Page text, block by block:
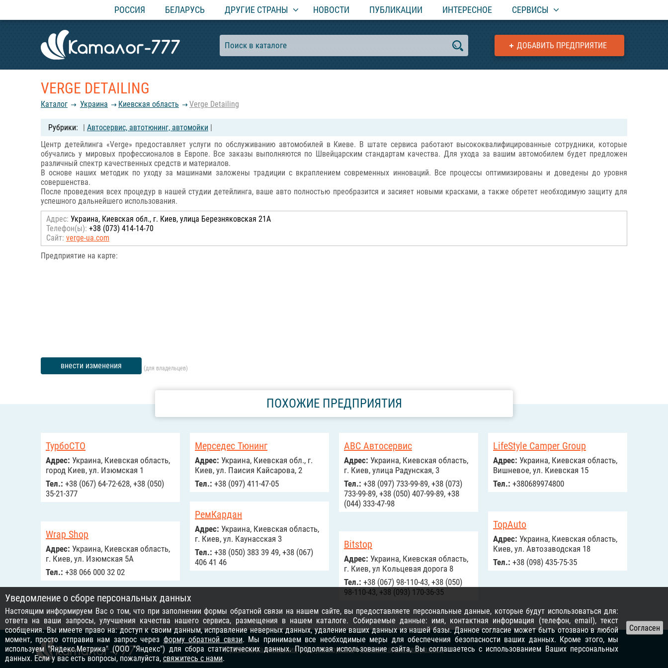
РОССИЯ БЕЛАРУСЬ ДРУГИЕ СТРАНЫ НОВОСТИ ПУБЛИКАЦИИ ИНТЕРЕСНОЕ СЕРВИСЫ
ДОБАВИТЬ ПРЕДПРИЯТИЕ
VERGE DETAILING
Каталог Украина Киевская область Verge Detailing
| Автосервис, автотюнинг, автомойки |
Центр детейлинга «Verge» предоставляет услуги по обслуживанию автомобилей в Киеве. В штате сервиса работают высококвалифицированные сотрудники, которые
обучались у мировых профессионалов в Европе. Все заказы выполняются по Швейцарским стандартам качества. Для ухода за вашим автомобилем будет предложен
различный спектр качественных средств и материалов.
В основе наших методик по уходу за машинами заложены традиции с вкраплением современных инноваций. Все процессы оптимизированы и доведены до уровня
совершенства.
После проведения всех процедур в нашей студии детейлинга, ваше авто полностью преобразится и засияет новыми красками, а также обретет необходимую защиту для
успешного дальнейшего использования.
Адрес: Украина, Киевская обл., г. Киев, улица Березняковская 21А
Телефон(ы): +38 (073) 414-14-70
Сайт: verge-ua.com
Предприятие на карте:
внести изменения (для владельцев)
ПОХОЖИЕ ПРЕДПРИЯТИЯ
ТурбоСТО
Адрес: Украина, Киевская область,
город Киев, ул. Изюмская 1
Тел.: +38 (067) 64-72-628, +38 (050)
35-21-377
Мерседес Тюнинг
Адрес: Украина, Киевская обл., г.
Киев, ул. Паисия Кайсарова, 2
Тел.: +38 (097) 411-47-05
АВС Автосервис
Адрес: Украина, Киевская область,
г. Киев, улица Радунская, 3
Тел.: +38 (097) 733-99-89, +38 (073)
733-99-89, +38 (050) 407-99-89, +38
(044) 333-47-98
LifeStyle Camper Group
Адрес: Украина, Киевская область,
Вишневое, ул. Киевская 15
Тел.: +380689974800
РемКардан
Адрес: Украина, Киевская область,
г. Киев, ул. Каунасская 3
Тел.: +38 (050) 383 39 49, +38 (067)
406 41 46
TopAuto
Адрес: Украина, Киевская область,
Киев, ул. Автозаводская 18
Тел.: +38 (098) 435-75-35
Wrap Shop
Адрес: Украина, Киевская область,
г. Киев, ул. Изюмская 5А
Тел.: +38 066 000 32 02
Bitstop
Адрес: Украина, Киевская область,
г. Киев, ул Кольцевая дорога 8
Тел.: +38 (067) 98-110-43, +38 (050)
98-110-43, +38 (093) 170-36-35
Правила размещения|Услуги портала|Связь с администрацией
Уведомление о сборе персональных данных
Настоящим информируем Вас о том, что при заполнении формы обратной связи на нашем сайте, вы предоставляете персональные данные, которые будут использоваться для:
ответа на ваши запросы, улучшения качества нашего сервиса, размещения в нашем каталоге. Собираемые данные: имя, контактная информация (телефон, email), текст
сообщения. Вы имеете право на: доступ к своим данным, исправление неверных данных, удаление ваших данных из нашей базы. Данное согласие может быть отозвано в любой
момент, просто отправив нам запрос через форму обратной связи. Мы принимаем все необходимые меры для обеспечения безопасности ваших данных. Кроме этого, мы
используем "Яндекс.Метрика" (ООО "Яндекс") для сбора статистических данных. Продолжая использование сайта, Вы соглашаетесь с использованием Ваших персональных
данных. Если у вас есть вопросы, пожалуйста, свяжитесь с нами.